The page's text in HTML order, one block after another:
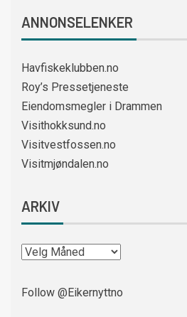
ANNONSELENKER
Havfiskeklubben.no
Roy’s Pressetjeneste
Eiendomsmegler i Drammen
Visithokksund.no
Visitvestfossen.no
Visitmjøndalen.no
ARKIV
Follow @Eikernyttno